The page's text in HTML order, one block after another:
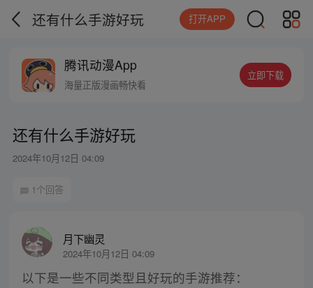
还有什么手游好玩 打开APP
腾讯动漫App
海量正版漫画畅快看
立即下载
还有什么手游好玩
2024年10月12日 04:09
1个回答
月下幽灵
2024年10月12日 04:09
以下是一些不同类型且好玩的手游推荐：